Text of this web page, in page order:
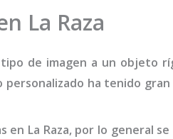
La Raza
de imagen a un objeto
ha tenido
en La Raza, por lo general